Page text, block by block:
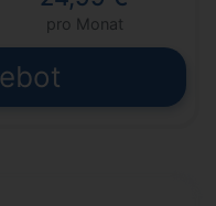
pro Monat